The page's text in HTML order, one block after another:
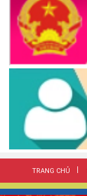
TRANG CHỦ